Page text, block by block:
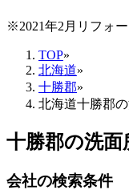
※2021年2月リフォ
TOP»
北海道»
十勝郡»
北海道十勝郡
十勝郡の洗面
会社の検索条件